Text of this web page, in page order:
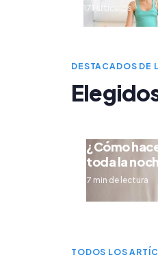
171 artículos
DESTACADOS DE
¿Cómo
toda la
7 min de lectura
TODOS LOS